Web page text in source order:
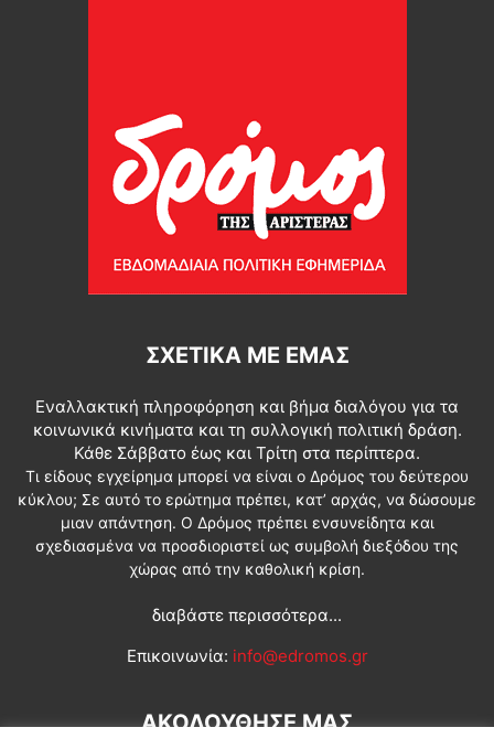
ΣΧΕΤΙΚΆ ΜΕ ΕΜΆΣ
Εναλλακτική πληροφόρηση και βήμα διαλόγου για τα
κοινωνικά κινήματα και τη συλλογική πολιτική δράση.
Κάθε Σάββατο έως και Τρίτη στα περίπτερα.
Τι είδους εγχείρημα μπορεί να είναι ο Δρόμος του δεύτερου
κύκλου; Σε αυτό το ερώτημα πρέπει, κατ’ αρχάς, να δώσουμε
μιαν απάντηση. Ο Δρόμος πρέπει ενσυνείδητα και
σχεδιασμένα να προσδιοριστεί ως συμβολή διεξόδου της
χώρας από την καθολική κρίση.
διαβάστε περισσότερα...
Επικοινωνία: info@edromos.gr
ΑΚΟΛΟΥΘΗΣΕ ΜΑΣ